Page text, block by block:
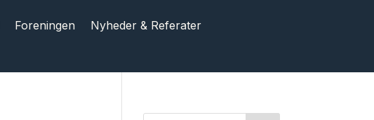
Foreningen
Nyheder & Referater